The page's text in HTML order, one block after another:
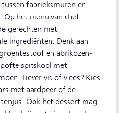
fabrieksmuren en
Op het menu van chef
gerechten met
ingrediënten. Denk aan
en abrikozen-
spitskool met
Liever vis of vlees? Kies
met aardpeer of de
Ook het dessert mag